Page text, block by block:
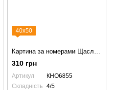
40х50
310 грн
Артикул
КНО6855
Складність 4/5